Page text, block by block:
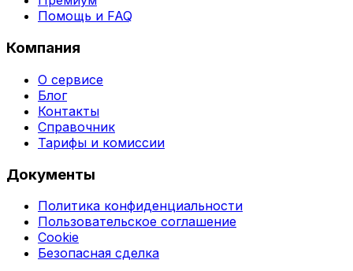
Помощь и FAQ
Компания
О сервисе
Блог
Контакты
Справочник
Тарифы и комиссии
Документы
Политика конфиденциальности
Пользовательское соглашение
Cookie
Безопасная сделка